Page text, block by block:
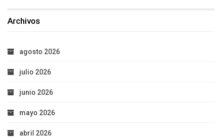
Archivos
agosto 2026
julio 2026
junio 2026
mayo 2026
abril 2026